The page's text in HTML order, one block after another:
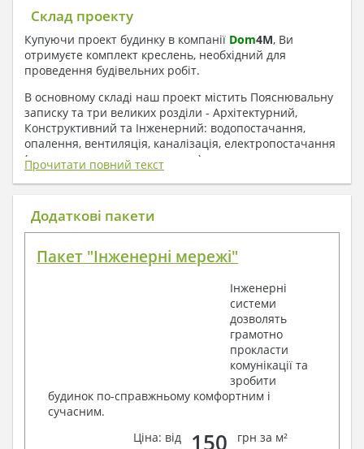
Склад проекту
Купуючи проект будинку в компанії Dom4M, Ви
отримуєте комплект креслень, необхідний для
проведення будівельних робіт.
В основному складі наш проект містить Пояснювальну
записку та три великих розділи - Архітектурний,
Конструктивний та Інженерний: водопостачання,
опалення, вентиляція, каналізація, електропостачання
( купується за додаткову плату ).
1. До складу Архітектурного розділу
входять:
План покрівлі
Фасади з даними зовнішніх оздоблень
Елементи прорізів – специфікація
Дані перемичок – перетин та специфікація
Обсяги основних будівельних матеріалів
Архітектурні вузли в конструкціях
2. До складу Конструктивного розділу
входять:
Загальні дані по проекту
Прочитати повний текст
Додаткові пакети
Пакет "Інженерні мережі"
Інженерні
системи
дозволять
грамотно
прокласти
комунікації та
зробити
будинок по-справжньому комфортним і
сучасним.
Ціна: від
150 грн за м²